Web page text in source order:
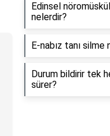
Edinsel
nelerdir?
E-nabız tanı silme
Durum bildirir tek
sürer?